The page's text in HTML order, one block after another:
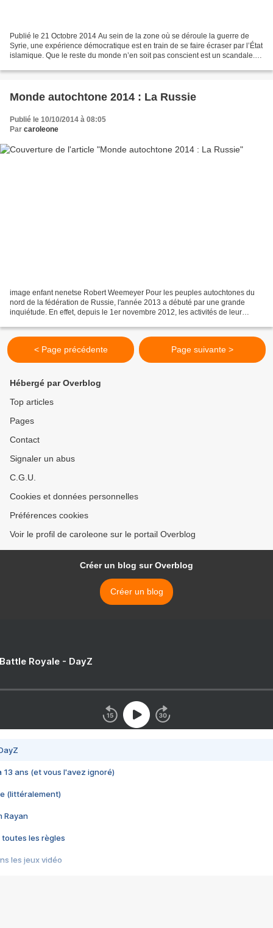
Publié le 21 Octobre 2014 Au sein de la zone où se déroule la guerre de
Syrie, une expérience démocratique est en train de se faire écraser par l’État
islamique. Que le reste du monde n’en soit pas conscient est un scandale.
Monde autochtone 2014 : La Russie
Publié le 10/10/2014 à 08:05
Par caroleone
image enfant nenetse Robert Weemeyer Pour les peuples autochtones du
nord de la fédération de Russie, l'année 2013 a débuté par une grande
inquiétude. En effet, depuis le 1er novembre 2012, les activités de leur
< Page précédente Page suivante >
Hébergé par Overblog
Top articles
Pages
Contact
Signaler un abus
C.G.U.
Cookies et données personnelles
Préférences cookies
Voir le profil de caroleone sur le portail Overblog
Créer un blog sur Overblog
Créer un blog
Royale - DayZ
13 ans (et vous l'avez ignoré)
(littéralement)
Rayan
toutes les règles
les jeux vidéo